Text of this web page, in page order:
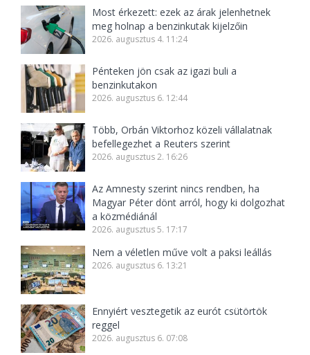
Most érkezett: ezek az árak jelenhetnek
meg holnap a benzinkutak kijelzőin
2026. augusztus 4. 11:24
Pénteken jön csak az igazi buli a
benzinkutakon
2026. augusztus 6. 12:44
Több, Orbán Viktorhoz közeli vállalatnak
befellegezhet a Reuters szerint
2026. augusztus 2. 16:26
Az Amnesty szerint nincs rendben, ha
Magyar Péter dönt arról, hogy ki dolgozhat
a közmédiánál
2026. augusztus 5. 17:17
Nem a véletlen műve volt a paksi leállás
2026. augusztus 6. 13:21
Ennyiért vesztegetik az eurót csütörtök
reggel
2026. augusztus 6. 07:08